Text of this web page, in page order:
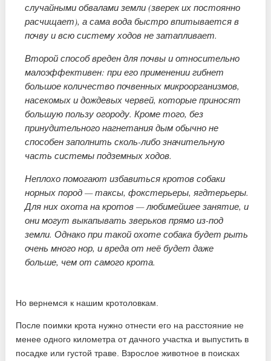
случайными обвалами земли (зверек их постоянно
расчищает), а сама вода быстро впитывается в
почву и всю систему ходов не затапливает.
Второй способ вреден для почвы и относительно
малоэффективен: при его применении гибнет
большое количество почвенных микроорганизмов,
насекомых и дождевых червей, которые приносят
большую пользу огороду. Кроме того, без
принудительного нагнетания дым обычно не
способен заполнить сколь-либо значительную
часть системы подземных ходов.
Неплохо помогают избавиться кротов собаки
норных пород — таксы, фокстерьеры, ягдтерьеры.
Для них охота на кротов — любимейшее занятие, и
они могут выкапывать зверьков прямо из-под
земли. Однако при такой охоте собака будет рыть
очень много нор, и вреда от неё будет даже
больше, чем от самого крота.
Но вернемся к нашим кротоловкам.
После поимки крота нужно отнести его на расстояние не
менее одного километра от дачного участка и выпустить в
посадке или густой траве. Взрослое животное в поисках